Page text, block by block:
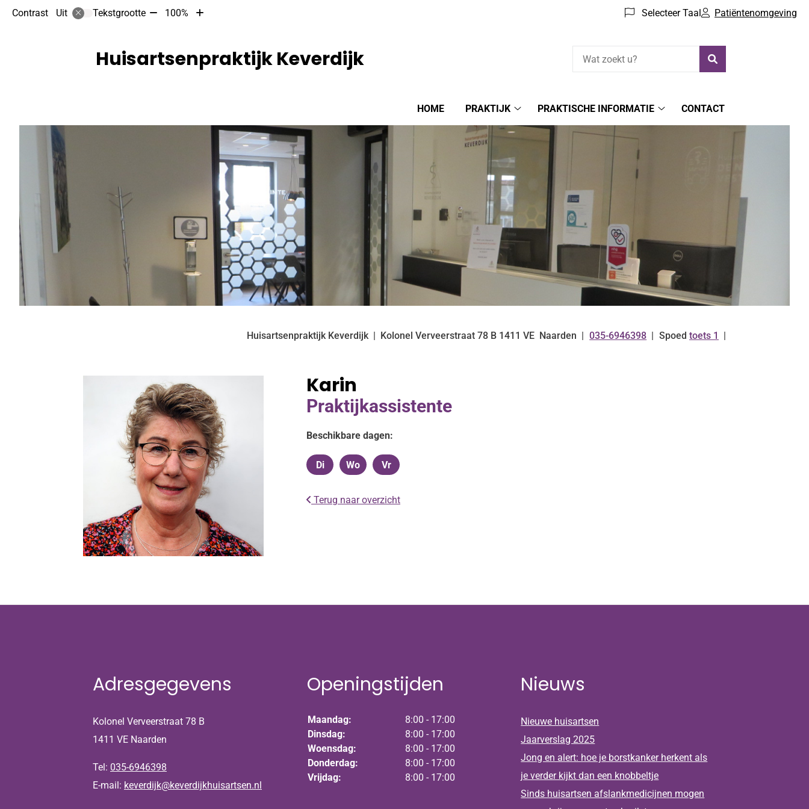
Contrast Uit Tekstgrootte Tekst
10%
100%
Tekst
Selecteer Taal Patiëntenomgeving
HOME
PRAKTIJK
submenu
PRAKTISCHE INFORMATIE
CONTACT
Huisartsenpraktijk Keverdijk
Huisartsenpraktijk Keverdijk Kolonel Verveerstraat 78 B 1411 VE Naarden Tel:
035-6946398 Spoed toets 1
Karin
Praktijkassistente
Beschikbare dagen:
Dinsdag
Di Woensdag
Wo Vrijdag
Vr
Terug naar overzicht
Adresgegevens
Kolonel Verveerstraat 78 B
1411 VE Naarden
Tel: 035-6946398
E-mail: keverdijk@keverdijkhuisartsen.nl
Openingstijden
Maandag:
8:00 - 17:00
Dinsdag:
8:00 - 17:00
Woensdag:
8:00 - 17:00
Donderdag:
8:00 - 17:00
Vrijdag:
8:00 - 17:00
Nieuws
Nieuwe huisartsen
Jaarverslag 2025
Jong en alert: hoe je borstkanker herkent als
je verder kijkt dan een knobbeltje
Sinds huisartsen afslankmedicijnen mogen